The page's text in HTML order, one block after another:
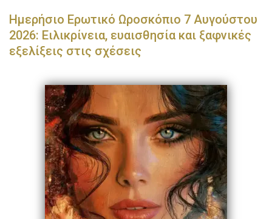
Ημερήσιο Ερωτικό Ωροσκόπιο 7 Αυγούστου
2026: Ειλικρίνεια, ευαισθησία και ξαφνικές
εξελίξεις στις σχέσεις